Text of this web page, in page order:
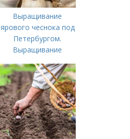
Выращивание
ярового чеснока под
Петербургом.
Выращивание
важных моментов